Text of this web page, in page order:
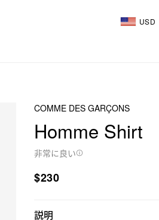
USD
COMME DES GARÇONS
Homme Shirt
非常に良い
$230
説明